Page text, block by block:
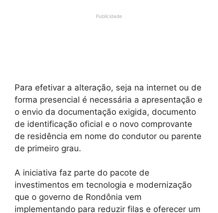
Publicidade
Para efetivar a alteração, seja na internet ou de
forma presencial é necessária a apresentação e
o envio da documentação exigida, documento
de identificação oficial e o novo comprovante
de residência em nome do condutor ou parente
de primeiro grau.
A iniciativa faz parte do pacote de
investimentos em tecnologia e modernização
que o governo de Rondônia vem
implementando para reduzir filas e oferecer um